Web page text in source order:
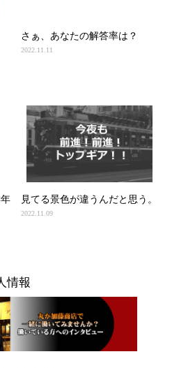
さぁ、あなたの解答率は？
2022.11.11
見てる景色が違うんだと思う。
2022.11.09
情報